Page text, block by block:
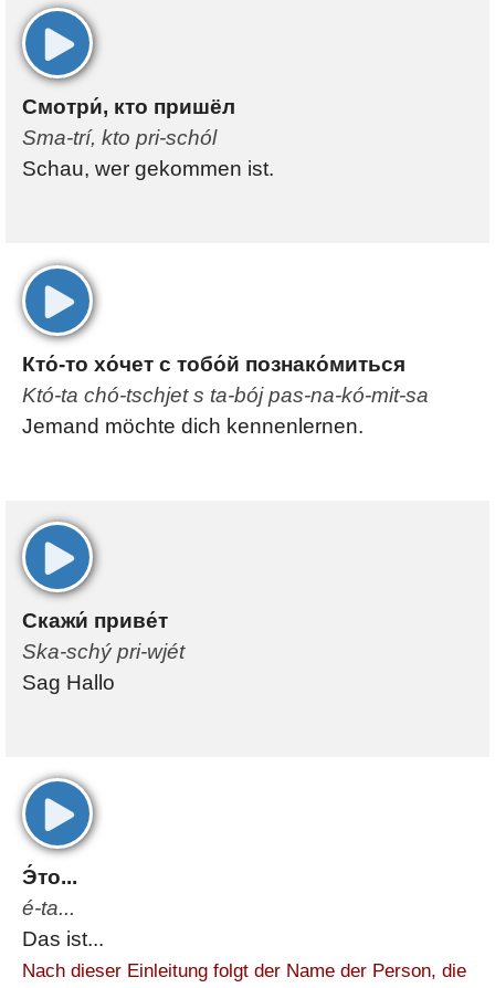
00:00
Смотри́, кто пришёл
Sma-trí, kto pri-schól
Schau, wer gekommen ist.
00:00
Кто́-то хо́чет с тобо́й познако́миться
Któ-ta chó-tschjet s ta-bój pas-na-kó-mit-sa
Jemand möchte dich kennenlernen.
00:00
Скажи́ приве́т
Ska-schý pri-wjét
Sag Hallo
00:00
Э́то...
é-ta...
Das ist...
Nach dieser Einleitung folgt der Name der Person, die